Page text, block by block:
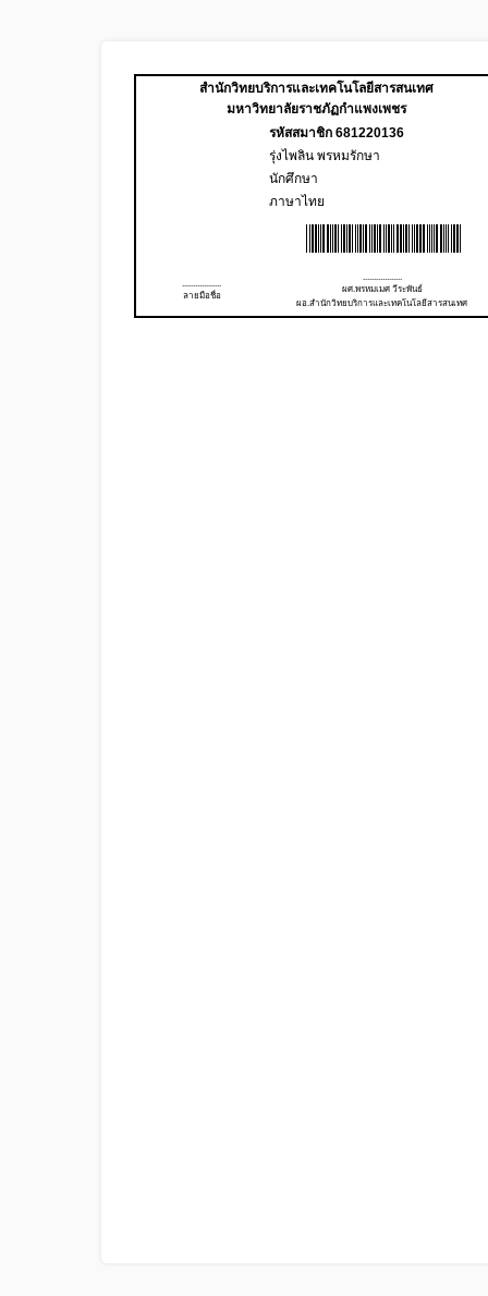
สำนักวิทยบริการและเทคโนโลยีสารสนเทศ
มหาวิทยาลัยราชภัฏกำแพงเพชร
รหัสสมาชิก 681220136
รุ่งไพลิน พรหมรักษา
นักศึกษา
ภาษาไทย
..................
ลายมือชื่อ
..................
ผศ.พรหมเมศ วีระพันธ์
ผอ.สำนักวิทยบริการและเทคโนโลยีสารสนเทศ